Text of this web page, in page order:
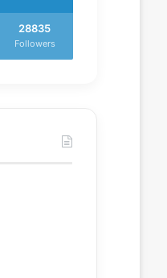
28835
Followers